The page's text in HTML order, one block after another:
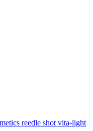
reedle shot vita-light